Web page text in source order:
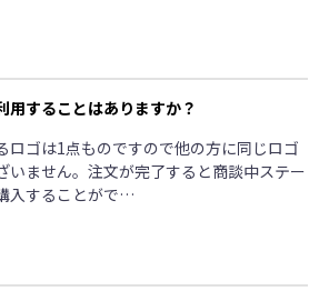
用することはありますか？
ロゴは1点ものですので他の方に同じロゴ
いません。注文が完了すると商談中ステー
入することがで…